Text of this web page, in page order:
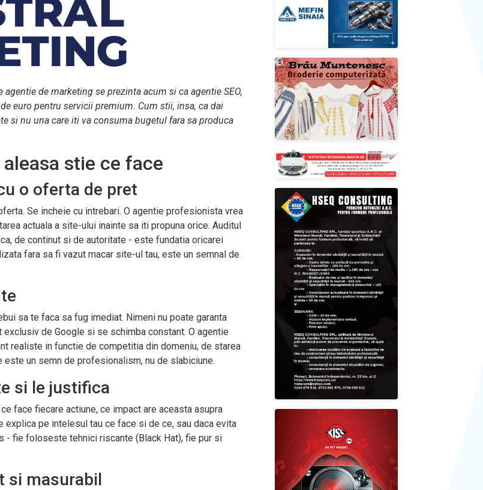
de marketing se prezinta acum si ca agentie SEO,
euro pentru servicii premium. Cum stii, insa, ca dai
si nu una care iti va consuma bugetul fara sa produca
aleasa stie ce face
o oferta de pret
Se incheie cu intrebari. O agentie profesionista vrea
actuala a site-ului inainte sa iti propuna orice. Auditul
de continut si de autoritate - este fundatia oricarei
fara sa fi vazut macar site-ul tau, este un semnal de
sa te faca sa fug imediat. Nimeni nu poate garanta
de Google si se schimba constant. O agentie
realiste in functie de competitia din domeniu, de starea
un semn de profesionalism, nu de slabiciune.
si le justifica
face fiecare actiune, ce impact are aceasta asupra
explica pe intelesul tau ce face si de ce, sau daca evita
- fie foloseste tehnici riscante (Black Hat), fie pur si
si masurabil